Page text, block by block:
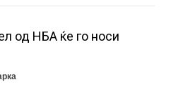
од НБА ќе го носи